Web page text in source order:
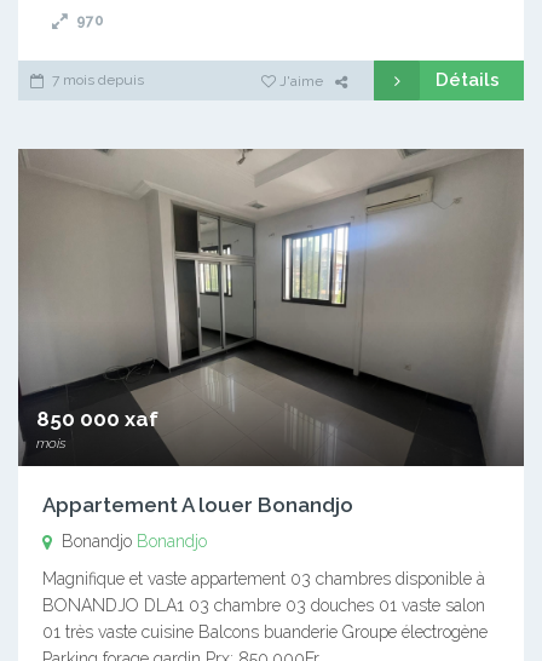
970
7 mois depuis J'aime Détails
850 000 xaf
mois
Appartement A louer Bonandjo
Bonandjo Bonandjo
Magnifique et vaste appartement 03 chambres disponible à
BONANDJO DLA1 03 chambre 03 douches 01 vaste salon
01 très vaste cuisine Balcons buanderie Groupe électrogène